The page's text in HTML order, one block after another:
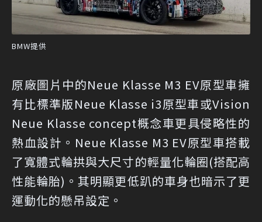
BMW提供
原廠圖片中的Neue Klasse M3 EV原型車擁
有比標準版Neue Klasse i3原型車或Vision
Neue Klasse concept概念車更具侵略性的
熱血設計。Neue Klasse M3 EV原型車搭載
了寬體式輪拱與大尺寸的輕量化輪圈(搭配高
性能輪胎)。其明顯更低趴的車身也暗示了更
運動化的懸吊設定。